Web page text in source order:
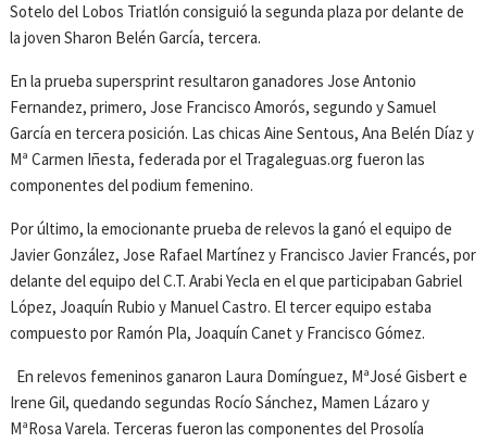
Sotelo del Lobos Triatlón consiguió la segunda plaza por delante de
la joven Sharon Belén García, tercera.
En la prueba supersprint resultaron ganadores Jose Antonio
Fernandez, primero, Jose Francisco Amorós, segundo y Samuel
García en tercera posición. Las chicas Aine Sentous, Ana Belén Díaz y
Mª Carmen Iñesta, federada por el Tragaleguas.org fueron las
componentes del podium femenino.
Por último, la emocionante prueba de relevos la ganó el equipo de
Javier González, Jose Rafael Martínez y Francisco Javier Francés, por
delante del equipo del C.T. Arabi Yecla en el que participaban Gabriel
López, Joaquín Rubio y Manuel Castro. El tercer equipo estaba
compuesto por Ramón Pla, Joaquín Canet y Francisco Gómez.
En relevos femeninos ganaron Laura Domínguez, MªJosé Gisbert e
Irene Gil, quedando segundas Rocío Sánchez, Mamen Lázaro y
MªRosa Varela. Terceras fueron las componentes del Prosolía